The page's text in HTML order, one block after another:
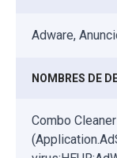
Adware,
NOMBRES DE
Combo